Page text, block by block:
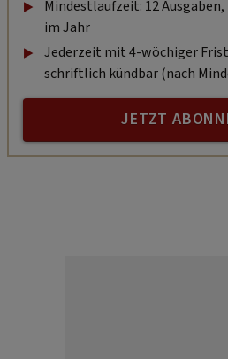
Mindestlaufzeit: 12
im Jahr
Jederzeit mit 4-wöchiger
schriftlich kündbar (nach
JETZT